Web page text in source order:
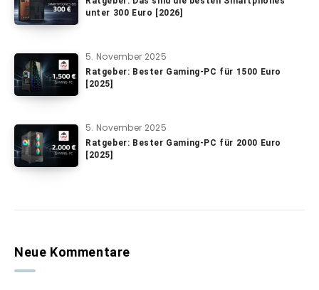
unter 300 Euro [2026]
5. November 2025
Ratgeber: Bester Gaming-PC für 1500 Euro
[2025]
5. November 2025
Ratgeber: Bester Gaming-PC für 2000 Euro
[2025]
Neue Kommentare